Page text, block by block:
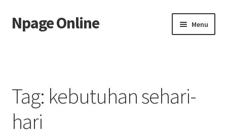
Skip
to
Skip
to
Npage Online Menu
Tag: kebutuhan sehari-
hari